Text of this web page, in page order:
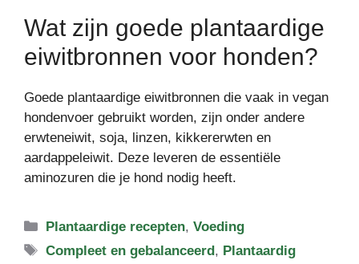
Wat zijn goede plantaardige
eiwitbronnen voor honden?
Goede plantaardige eiwitbronnen die vaak in vegan
hondenvoer gebruikt worden, zijn onder andere
erwteneiwit, soja, linzen, kikkererwten en
aardappeleiwit. Deze leveren de essentiële
aminozuren die je hond nodig heeft.
Categorieën
Plantaardige recepten,Voeding
Tags
Compleet en gebalanceerd, Plantaardig